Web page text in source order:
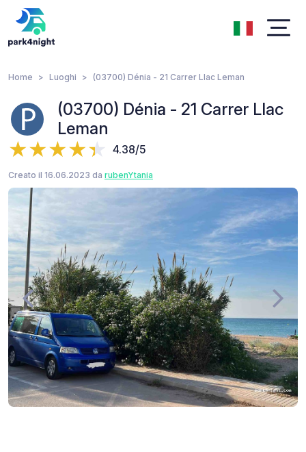
Home Luoghi (03700) Dénia - 21 Carrer Llac Leman
(03700) Dénia - 21 Carrer Llac
Leman
4.38/5
Creato il 16.06.2023 da rubenYtania